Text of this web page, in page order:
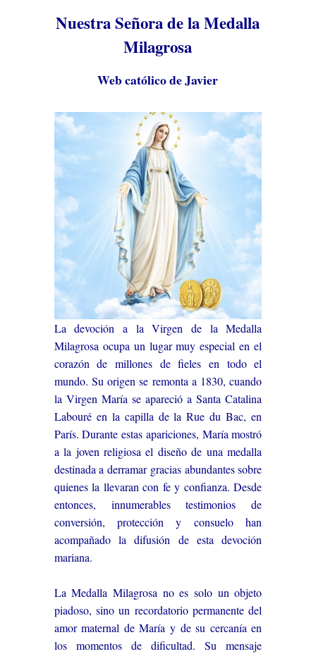
Nuestra Señora de la Medalla
Milagrosa
Web católico de Javier
La devoción a la Virgen de la Medalla
Milagrosa ocupa un lugar muy especial en el
corazón de millones de fieles en todo el
mundo. Su origen se remonta a 1830, cuando
la Virgen María se apareció a Santa Catalina
Labouré en la capilla de la Rue du Bac, en
París. Durante estas apariciones, María mostró
a la joven religiosa el diseño de una medalla
destinada a derramar gracias abundantes sobre
quienes la llevaran con fe y confianza. Desde
entonces, innumerables testimonios de
conversión, protección y consuelo han
acompañado la difusión de esta devoción
mariana.
La Medalla Milagrosa no es solo un objeto
piadoso, sino un recordatorio permanente del
amor maternal de María y de su cercanía en
los momentos de dificultad. Su mensaje